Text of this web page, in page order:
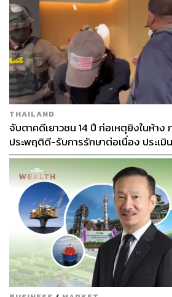
THAILAND
จับตาคดีเยาวชน 14 ปี ก่อเหตุยิงในห้า
ประพฤติดี-รับการรักษาต่อเนื่อง ประเ